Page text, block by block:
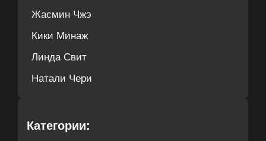
Жасмин Чжэ
Кики Минаж
Линда Свит
Натали Чери
Категории: